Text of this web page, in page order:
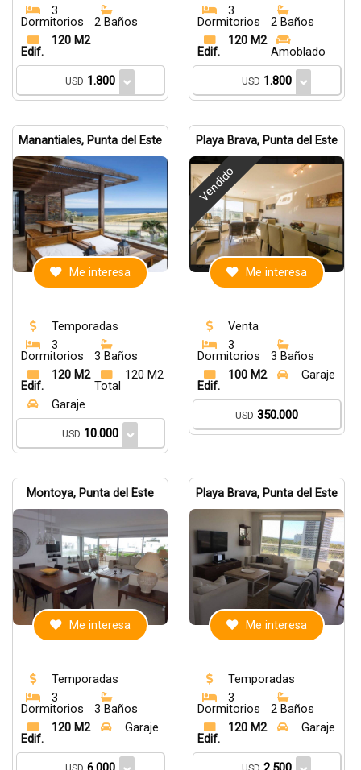
3
Dormitorios
2 Baños
120 M2
Edif.
USD 1.800
3
Dormitorios
2 Baños
120 M2
Edif.
Amoblado
USD 1.800
Manantiales, Punta del Este
Me interesa
Temporadas
3
Dormitorios
3 Baños
120 M2
Edif.
120 M2
Total
Garaje
USD 10.000
Playa Brava, Punta del Este
Vendido
Me interesa
Venta
3
Dormitorios
3 Baños
100 M2
Edif.
Garaje
USD 350.000
Montoya, Punta del Este
Me interesa
Temporadas
3
Dormitorios
3 Baños
120 M2
Edif.
Garaje
Playa Brava, Punta del Este
Me interesa
Temporadas
3
Dormitorios
2 Baños
120 M2
Edif.
Garaje